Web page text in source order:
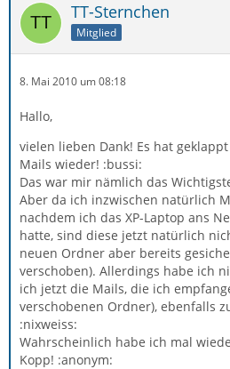
TT-Sternchen
Mitglied
8. Mai 2010 um 08:18
Hallo,
vielen lieben Dank! Es hat
Mails wieder! :bussi:
Das war mir nämlich das
Aber da ich inzwischen natürlich
nachdem ich das XP-Laptop ans
hatte, sind diese jetzt natürlich
neuen Ordner aber bereits
verschoben). Allerdings habe ich
ich jetzt die Mails, die ich
verschobenen Ordner), ebenfalls
:nixweiss:
Wahrscheinlich habe ich mal
Kopp! :anonym: